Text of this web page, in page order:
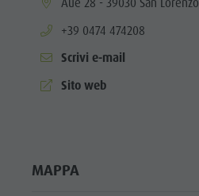
aria.phone:
+39 0474 474208
Scrivi e-mail
aria.website:
Sito web
MAPPA